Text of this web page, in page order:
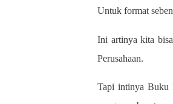
Untuk format
Ini artinya kita
Perusahaan.
Tapi intinya Buku